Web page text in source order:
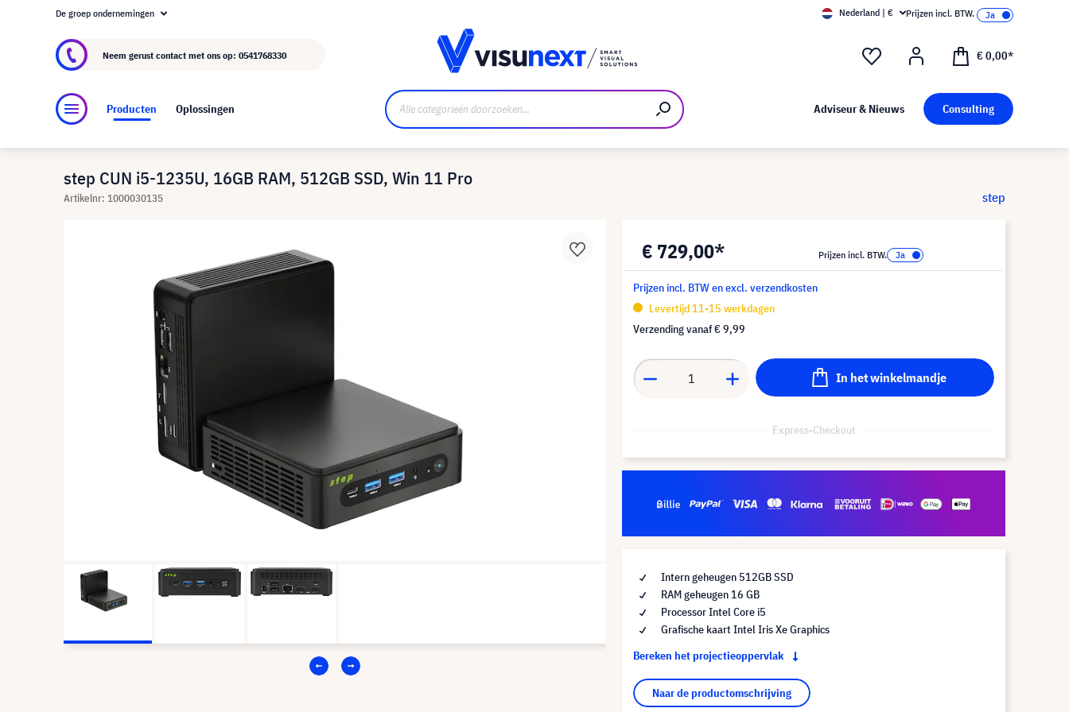
Over visunext.nl
De groep ondernemingen Nederland | € Prijzen incl. BTW.
Neem gerust contact met ons op: 0541768330 € 0,00*
Producten Oplossingen Adviseur & Nieuws Consulting
step CUN i5-1235U, 16GB RAM, 512GB SSD, Win 11 Pro
Artikelnr: 1000030135 step
€ 729,00* Prijzen incl. BTW.
Prijzen incl. BTW en excl. verzendkosten
Levertijd 11-15 werkdagen
Verzending vanaf€ 9,99
In het winkelmandje
Express-Checkout
Intern geheugen 512GB SSD
RAM geheugen 16 GB
Processor Intel Core i5
Grafische kaart Intel Iris Xe Graphics
Bereken het projectieoppervlak
Naar de productomschrijving